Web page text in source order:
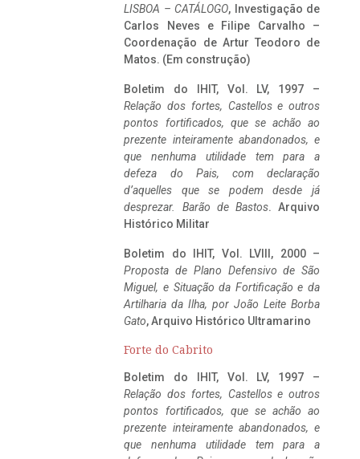
LISBOA – CATÁLOGO, Investigação de
Carlos Neves e Filipe Carvalho –
Coordenação de Artur Teodoro de
Matos. (Em construção)
Boletim do IHIT, Vol. LV, 1997 –
Relação dos fortes, Castellos e outros
pontos fortificados, que se achão ao
prezente inteiramente abandonados, e
que nenhuma utilidade tem para a
defeza do Pais, com declaração
d’aquelles que se podem desde já
desprezar. Barão de Bastos. Arquivo
Histórico Militar
Boletim do IHIT, Vol. LVIII, 2000 –
Proposta de Plano Defensivo de São
Miguel, e Situação da Fortificação e da
Artilharia da Ilha, por João Leite Borba
Gato, Arquivo Histórico Ultramarino
Forte do Cabrito
Boletim do IHIT, Vol. LV, 1997 –
Relação dos fortes, Castellos e outros
pontos fortificados, que se achão ao
prezente inteiramente abandonados, e
que nenhuma utilidade tem para a